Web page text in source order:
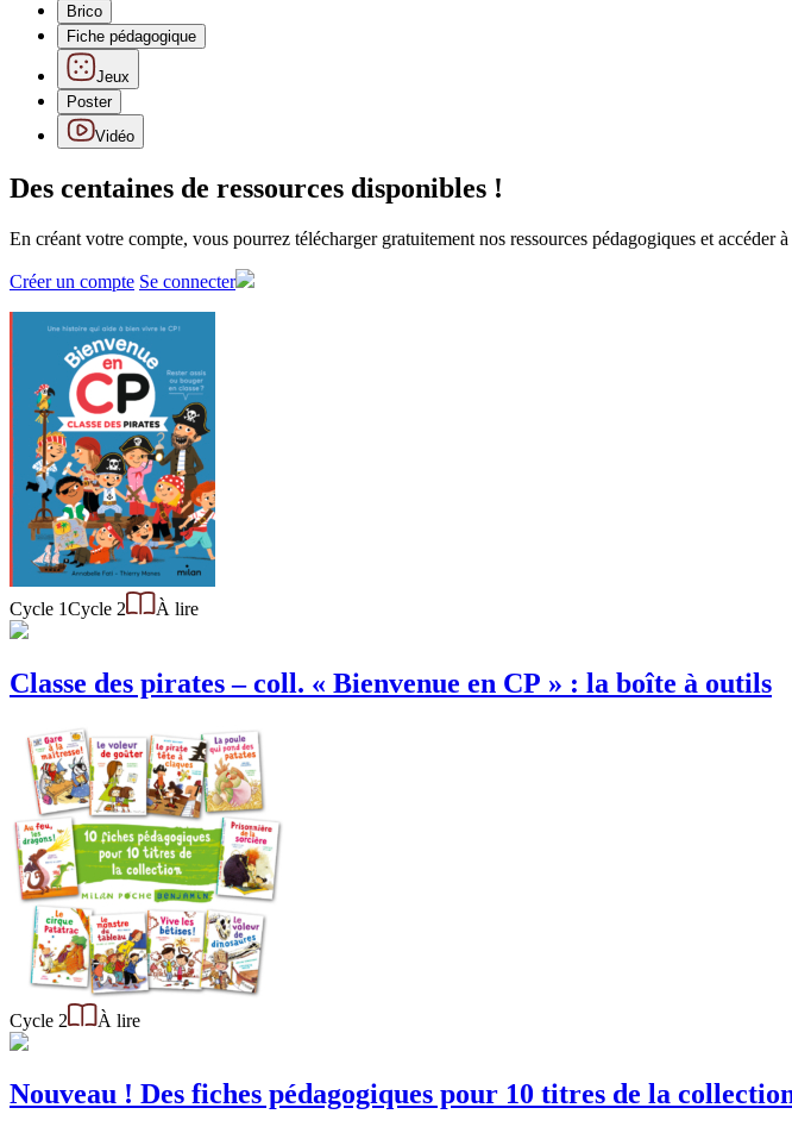
Brico
Fiche pédagogique
Jeux
Poster
Vidéo
Des centaines de ressources disponibles !
En créant votre compte, vous pourrez télécharger gratuitement nos ressources pédagogiques et
Créer un compte Se connecter
Cycle 1Cycle 2 À lire
Classe des pirates – coll. « Bienvenue en CP » : la boîte à outils
Cycle 2 À lire
Nouveau ! Des fiches pédagogiques pour 10 titres de la